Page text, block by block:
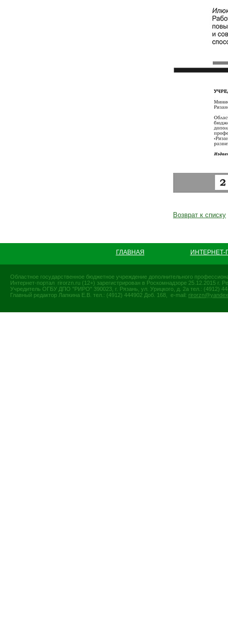
Возврат к списку
ГЛАВНАЯ
Областное государственное бюджетное учреждение дополнительного
Интернет-портал rirorzn.ru (12+) зарегистрирован в Роскомнадзоре 25.12.2015
Учредитель ОГБУ ДПО "РИРО" 390023, г. Рязань, ул. Урицкого, д. 2а тел.: (4912)
Главный редактор Лапкина Е.В. тел.: (4912) 444902 Доб. 168, e-mail: